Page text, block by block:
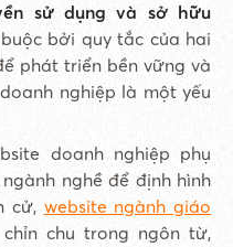
sử dụng và sở hữu
bởi quy tắc của hai
phát triển bền vững và
nghiệp là một yếu
doanh nghiệp phụ
nghề để định hình
cử, website ngành giáo
chu trong ngôn từ,